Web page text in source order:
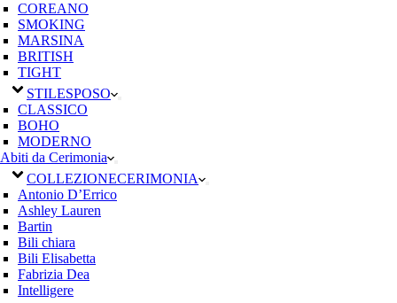
COREANO
SMOKING
MARSINA
BRITISH
TIGHT
STILESPOSO
CLASSICO
BOHO
MODERNO
Abiti da Cerimonia
COLLEZIONECERIMONIA
Antonio D’Errico
Ashley Lauren
Bartin
Bili chiara
Bili Elisabetta
Fabrizia Dea
Intelligere